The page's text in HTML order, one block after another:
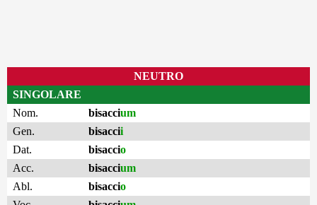
NEUTRO
SINGOLARE
Nom.
bisaccium
Gen.
bisaccii
Dat.
bisaccio
Acc.
bisaccium
Abl.
bisaccio